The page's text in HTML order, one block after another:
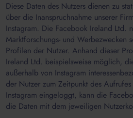
Diese Daten des Nutzers dienen zu
über die Inanspruchnahme unserer
Instagram. Die Facebook Ireland Ltd.
Marktforschungs- und Werbezwecken
Profilen der Nutzer. Anhand dieser
Ireland Ltd. beispielsweise möglich,
außerhalb von Instagram
der Nutzer zum Zeitpunkt des
Instagram eingeloggt, kann die
die Daten mit dem jeweiligen